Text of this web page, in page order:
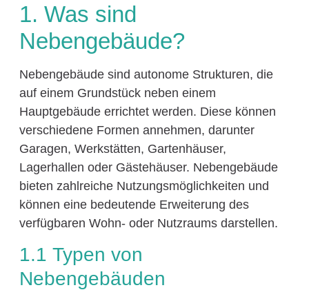
1. Was sind
Nebengebäude?
Nebengebäude sind autonome Strukturen, die
auf einem Grundstück neben einem
Hauptgebäude errichtet werden. Diese können
verschiedene Formen annehmen, darunter
Garagen, Werkstätten, Gartenhäuser,
Lagerhallen oder Gästehäuser. Nebengebäude
bieten zahlreiche Nutzungsmöglichkeiten und
können eine bedeutende Erweiterung des
verfügbaren Wohn- oder Nutzraums darstellen.
1.1 Typen von
Nebengebäuden